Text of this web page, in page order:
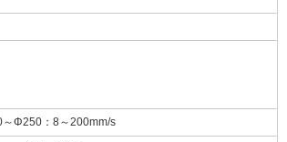
Φ250：8～200mm/s